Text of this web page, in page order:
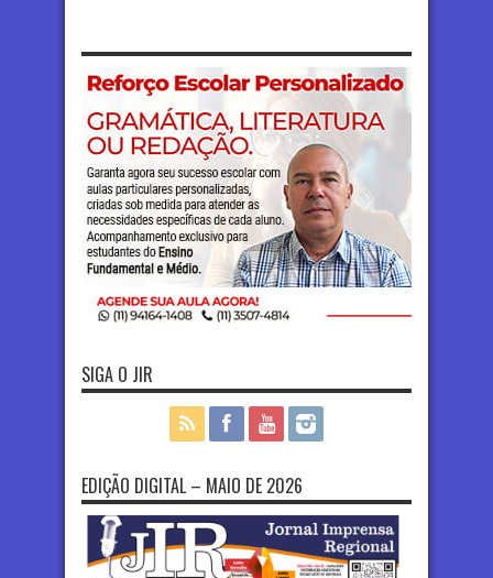
SIGA O JIR
EDIÇÃO DIGITAL – MAIO DE 2026